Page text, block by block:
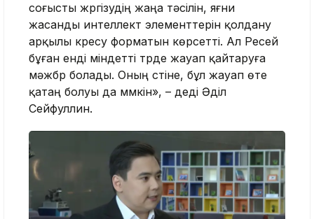
соғысты жүргізудің жаңа тәсілін, яғни
жасанды интеллект элементтерін қолдану
арқылы күресу форматын көрсетті. Ал Ресей
бұған енді міндетті түрде жауап қайтаруға
мәжбүр болады. Оның үстіне, бұл жауап өте
қатаң болуы да мүмкін», – деді Әділ
Сейфуллин.